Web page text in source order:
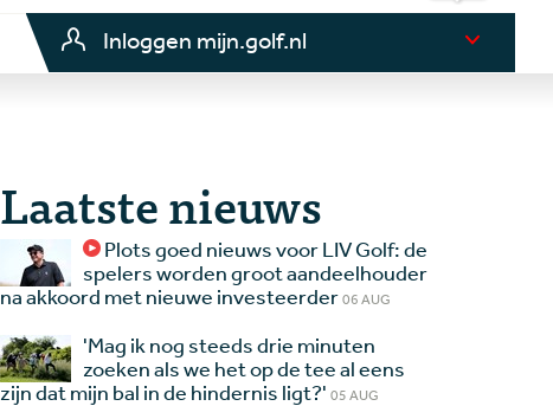
Inloggen mijn.golf.nl
Laatste nieuws
Plots goed nieuws voor LIV Golf: de
spelers worden groot aandeelhouder
na akkoord met nieuwe investeerder06 AUG
'Mag ik nog steeds drie minuten
zoeken als we het op de tee al eens
zijn dat mijn bal in de hindernis ligt?' 05 AUG